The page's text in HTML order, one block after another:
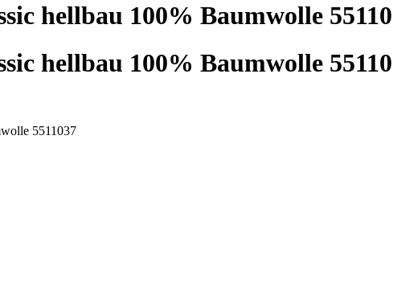
hellbau 100% Baumwolle
hellbau 100% Baumwolle